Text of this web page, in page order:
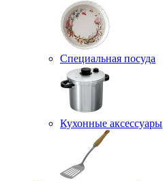
Специальная посуда
Кухонные аксессуары